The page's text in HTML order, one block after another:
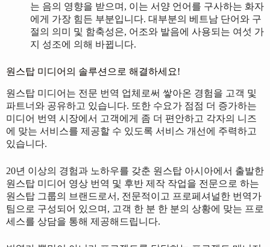
는 음의 영향을 받으며, 이는 서양 언어를 구사하는 화자
에게 가장 힘든 부분입니다. 대부분의 베트남 단어와 구
절의 의미 및 함축성은, 어조와 발음에 사용되는 여섯 가
지 성조에 의해 바뀝니다.
원스탑 미디어의 솔루션으로 해결하세요!
원스탑 미디어는 전문 번역 업체로써 쌓아온 경험을 고객 및
파트너와 공유하고 있습니다. 또한 수요가 점점 더 증가하는
미디어 번역 시장에서 고객에게 좀 더 편안하고 각자의 니즈
에 맞는 서비스를 제공할 수 있도록 서비스 개선에 주력하고
있습니다.
20년 이상의 경험과 노하우를 갖춘 원스탑 아시아에서 출발한
원스탑 미디어 영상 번역 및 후반 제작 작업을 전문으로 하는
원스탑 그룹의 브랜드로서, 전문적이고 프로페셔널한 번역가
팀으로 구성되어 있으며, 고객 한 분 한 분의 상황에 맞는 프로
세스를 상담을 통해 제공해드립니다.